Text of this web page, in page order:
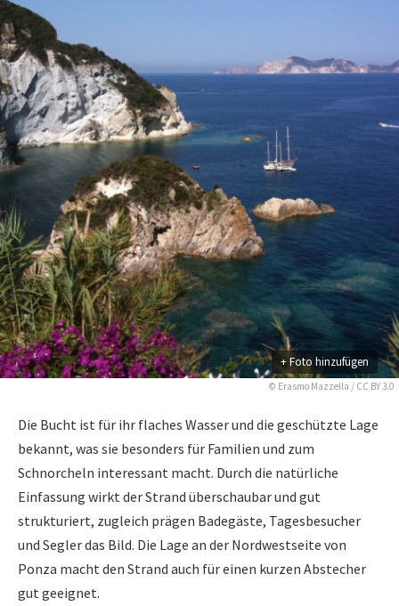
© Erasmo Mazzella / CC BY 3.0
+ Foto hinzufügen
Die Bucht ist für ihr flaches Wasser und die geschützte Lage
bekannt, was sie besonders für Familien und zum
Schnorcheln interessant macht. Durch die natürliche
Einfassung wirkt der Strand überschaubar und gut
strukturiert, zugleich prägen Badegäste, Tagesbesucher
und Segler das Bild. Die Lage an der Nordwestseite von
Ponza macht den Strand auch für einen kurzen Abstecher
gut geeignet.